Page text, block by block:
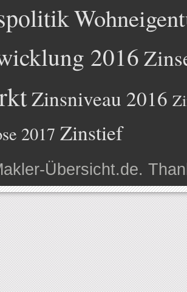
2016
Zinsniveau 2016
2017 Zinstief
Übersicht.de.